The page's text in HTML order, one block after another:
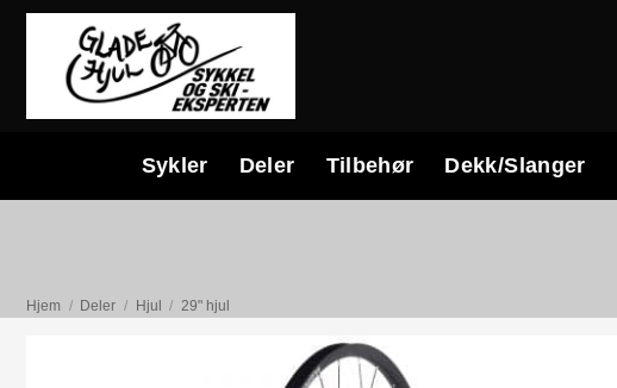
Skip
Sykler Deler Tilbehør Dekk/Slanger
Hjem / Deler / Hjul / 29" hjul